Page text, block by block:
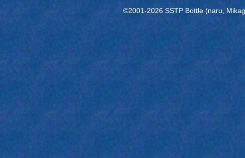
©2001-2026 SSTP Bottle (naru,